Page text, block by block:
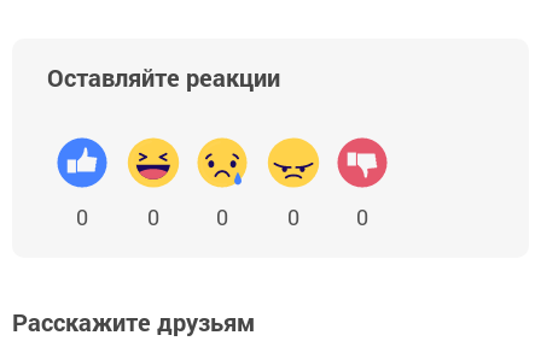
Оставляйте реакции
0 0 0 0 0
Расскажите друзьям